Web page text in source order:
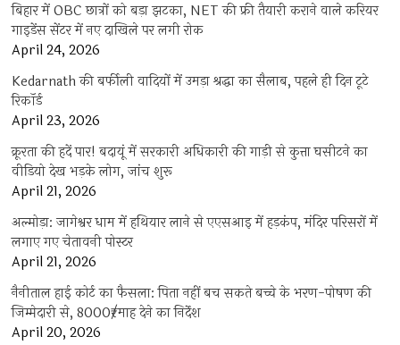
बिहार में OBC छात्रों को बड़ा झटका, NET की फ्री तैयारी कराने वाले करियर
गाइडेंस सेंटर में नए दाखिले पर लगी रोक
April 24, 2026
Kedarnath की बर्फीली वादियों में उमड़ा श्रद्धा का सैलाब, पहले ही दिन टूटे
रिकॉर्ड
April 23, 2026
क्रूरता की हदें पार! बदायूं में सरकारी अधिकारी की गाड़ी से कुत्ता घसीटने का
वीडियो देख भड़के लोग, जांच शुरू
April 21, 2026
अल्मोड़ा: जागेश्वर धाम में हथियार लाने से एएसआइ में हड़कंप, मंदिर परिसरों में
लगाए गए चेतावनी पोस्टर
April 21, 2026
नैनीताल हाई कोर्ट का फैसला: पिता नहीं बच सकते बच्चे के भरण-पोषण की
जिम्मेदारी से, 8000₹/माह देने का निर्देश
April 20, 2026